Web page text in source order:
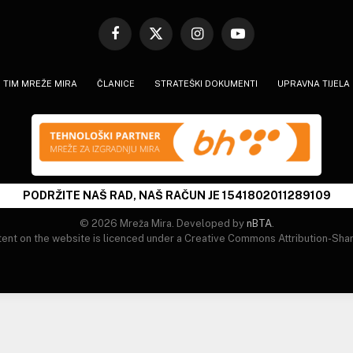
Facebook
X
InstagramYouTube
TIM MREŽE MIRA ČLANICE STRATEŠKI DOKUMENTI UPRAVNA TIJELA
PODRŽITE NAŠ RAD, NAŠ RAČUN JE 1541802011289109
© 2026 Mreža Mira. Developed by nBTA.
on the website is licenced under a Creative Commons Attribution-